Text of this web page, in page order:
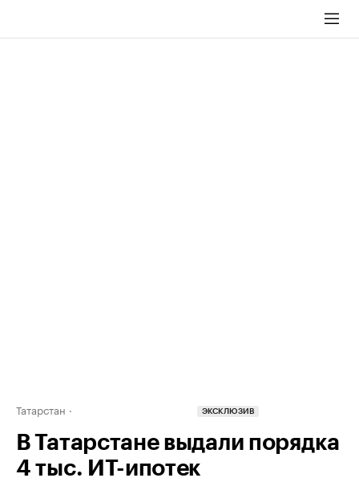
Татарстан ЭКСКЛЮЗИВ
В Татарстане выдали порядка
4 тыс. ИТ-ипотек